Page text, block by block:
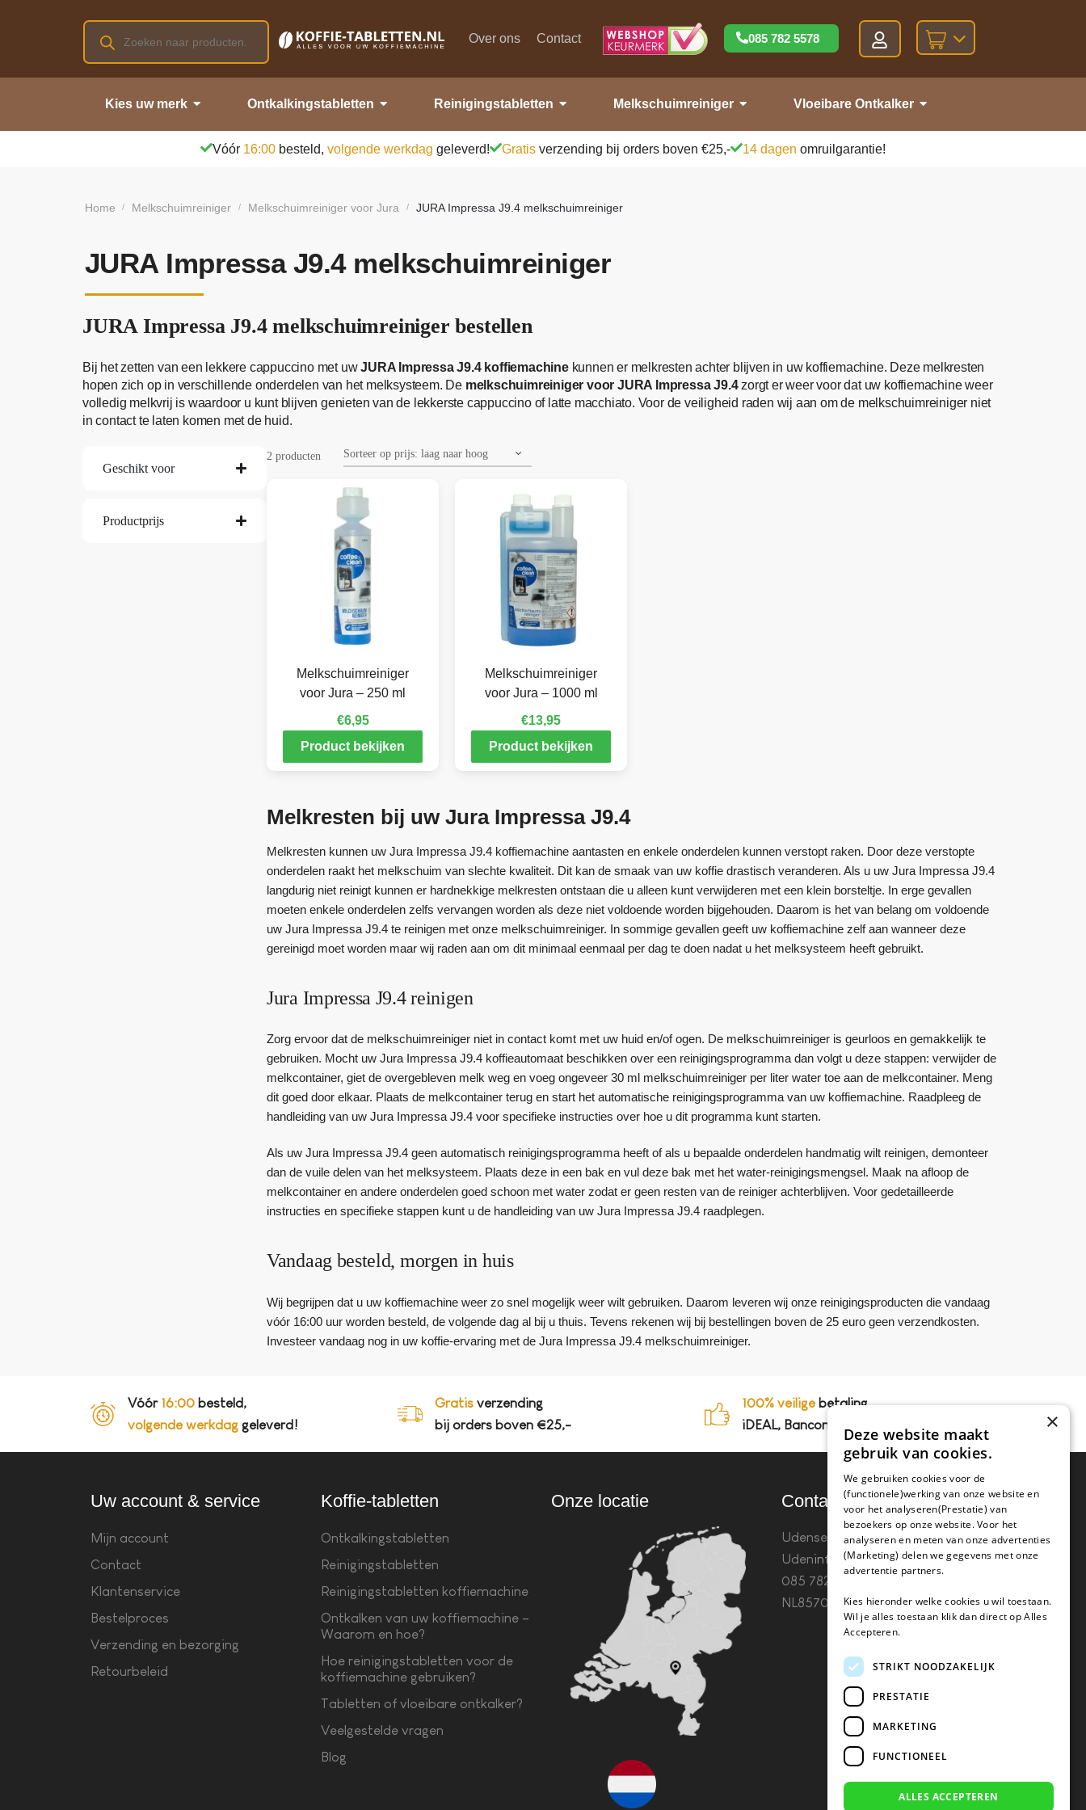
Over ons Contact 085 782 5578
Kies uw merk Ontkalkingstabletten Reinigingstabletten Melkschuimreiniger Vloeibare Ontkalker
Vóór 16:00 besteld, volgende werkdag geleverd! Gratis verzending bij orders boven €25,- 14 dagen omruilgarantie!
Home / Melkschuimreiniger / Melkschuimreiniger voor Jura / JURA Impressa J9.4 melkschuimreiniger
JURA Impressa J9.4 melkschuimreiniger
JURA Impressa J9.4 melkschuimreiniger bestellen
Bij het zetten van een lekkere cappuccino met uwJURA Impressa J9.4 koffiemachinekunnen er melkresten achter blijven in uw koffiemachine. Deze melkresten
hopen zich op in verschillende onderdelen van het melksysteem. De melkschuimreiniger voor JURA Impressa J9.4zorgt er weer voor dat uw koffiemachine weer
volledig melkvrij is waardoor u kunt blijven genieten van de lekkerste cappuccino of latte macchiato. Voor de veiligheid raden wij aan om de melkschuimreiniger niet
in contact te laten komen met de huid.
Geschikt voor
Productprijs
2 producten
Melkschuimreiniger
voor Jura – 250 ml
€6,95
Product bekijken
Melkschuimreiniger
voor Jura – 1000 ml
€13,95
Product bekijken
Melkresten bij uw Jura Impressa J9.4
Melkresten kunnen uw Jura Impressa J9.4 koffiemachine aantasten en enkele onderdelen kunnen verstopt raken. Door deze verstopte
onderdelen raakt het melkschuim van slechte kwaliteit. Dit kan de smaak van uw koffie drastisch veranderen. Als u uw Jura Impressa J9.4
langdurig niet reinigt kunnen er hardnekkige melkresten ontstaan die u alleen kunt verwijderen met een klein borsteltje. In erge gevallen
moeten enkele onderdelen zelfs vervangen worden als deze niet voldoende worden bijgehouden. Daarom is het van belang om voldoende
uw Jura Impressa J9.4 te reinigen met onze melkschuimreiniger. In sommige gevallen geeft uw koffiemachine zelf aan wanneer deze
gereinigd moet worden maar wij raden aan om dit minimaal eenmaal per dag te doen nadat u het melksysteem heeft gebruikt.
Jura Impressa J9.4 reinigen
Zorg ervoor dat de melkschuimreiniger niet in contact komt met uw huid en/of ogen. De melkschuimreiniger is geurloos en gemakkelijk te
gebruiken. Mocht uw Jura Impressa J9.4 koffieautomaat beschikken over een reinigingsprogramma dan volgt u deze stappen: verwijder de
melkcontainer, giet de overgebleven melk weg en voeg ongeveer 30 ml melkschuimreiniger per liter water toe aan de melkcontainer. Meng
dit goed door elkaar. Plaats de melkcontainer terug en start het automatische reinigingsprogramma van uw koffiemachine. Raadpleeg de
handleiding van uw Jura Impressa J9.4 voor specifieke instructies over hoe u dit programma kunt starten.
Als uw Jura Impressa J9.4 geen automatisch reinigingsprogramma heeft of als u bepaalde onderdelen handmatig wilt reinigen, demonteer
dan de vuile delen van het melksysteem. Plaats deze in een bak en vul deze bak met het water-reinigingsmengsel. Maak na afloop de
melkcontainer en andere onderdelen goed schoon met water zodat er geen resten van de reiniger achterblijven. Voor gedetailleerde
instructies en specifieke stappen kunt u de handleiding van uw Jura Impressa J9.4 raadplegen.
Vandaag besteld, morgen in huis
Wij begrijpen dat u uw koffiemachine weer zo snel mogelijk weer wilt gebruiken. Daarom leveren wij onze reinigingsproducten die vandaag
vóór 16:00 uur worden besteld, de volgende dag al bij u thuis. Tevens rekenen wij bij bestellingen boven de 25 euro geen verzendkosten.
Investeer vandaag nog in uw koffie-ervaring met de Jura Impressa J9.4 melkschuimreiniger.
Vóór 16:00 besteld,
volgende werkdag geleverd!
Gratis verzending
bij orders boven €25,-
100% veiligebetaling,
iDEAL, Bancontact en op rekening
Uw account & service
Mijn account
Contact
Klantenservice
Bestelproces
Verzending en bezorging
Retourbeleid
Koffie-tabletten
Ontkalkingstabletten
Reinigingstabletten
Reinigingstabletten koffiemachine
Ontkalken van uw koffiemachine –
Waarom en hoe?
Hoe reinigingstabletten voor de
koffiemachine gebruiken?
Tabletten of vloeibare ontkalker?
Veelgestelde vragen
Blog
Onze locatie Contact
Udenseweg 8B 5405 PA
Udeninfo(@)koffie-tabletten.nlTel.
085 782 5578KvK 67529623 Btw:
NL857053759B01
×
Deze website maakt
gebruik van cookies.
We gebruiken cookies voor de
(functionele)werking van onze website en
voor het analyseren(Prestatie) van
bezoekers op onze website. Voor het
analyseren en meten van onze advertenties
(Marketing) delen we gegevens met onze
advertentie partners.
Kies hieronder welke cookies u wil toestaan.
Wil je alles toestaan klik dan direct op Alles
Accepteren.
STRIKT NOODZAKELIJK
PRESTATIE
MARKETING
FUNCTIONEEL
ALLES ACCEPTEREN